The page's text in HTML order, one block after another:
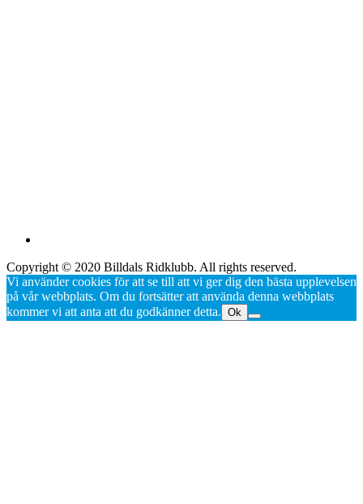
Copyright © 2020 Billdals Ridklubb. All rights reserved.
Vi använder cookies för att se till att vi ger dig den bästa upplevelsen
på vår webbplats. Om du fortsätter att använda denna webbplats
kommer vi att anta att du godkänner detta. Ok